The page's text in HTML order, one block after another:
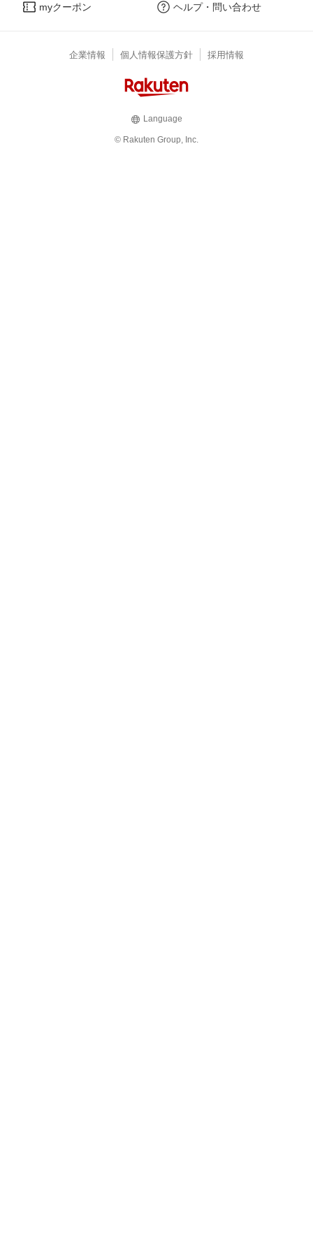
myクーポン ヘルプ・問い合わせ
企業情報 個人情報保護方針 採用情報
Language
© Rakuten Group, Inc.